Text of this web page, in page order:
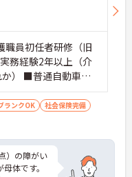
員初任者研修（旧
務経験2年以上（介
） ■普通自動車運
理業務に就かれて
ランクOK
社会保険完備
）の障がい
体です。